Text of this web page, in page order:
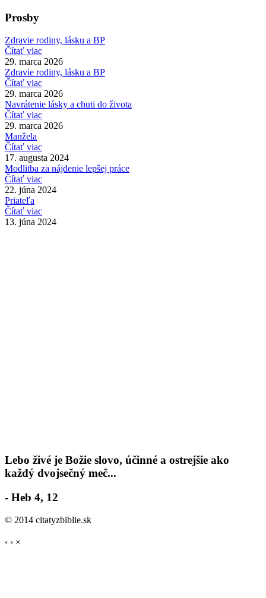
Prosby
Zdravie rodiny, lásku a BP
Čítať viac
29. marca 2026
Zdravie rodiny, lásku a BP
Čítať viac
29. marca 2026
Navrátenie lásky a chuti do života
Čítať viac
29. marca 2026
Manžela
Čítať viac
17. augusta 2024
Modlitba za nájdenie lepšej práce
Čítať viac
22. júna 2024
Priateľa
Čítať viac
13. júna 2024
Lebo živé je Božie slovo, účinné a ostrejšie ako
každý dvojsečný meč...
- Heb 4, 12
© 2014 citatyzbiblie.sk
‹ › ×